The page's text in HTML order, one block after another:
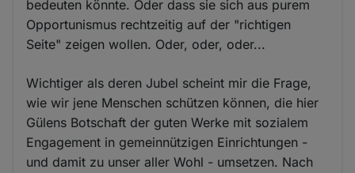
bedeuten könnte. Oder dass sie sich aus purem
Opportunismus rechtzeitig auf der "richtigen
Seite" zeigen wollen. Oder, oder, oder...
Wichtiger als deren Jubel scheint mir die Frage,
wie wir jene Menschen schützen können, die hier
Gülens Botschaft der guten Werke mit sozialem
Engagement in gemeinnützigen Einrichtungen -
und damit zu unser aller Wohl - umsetzen. Nach